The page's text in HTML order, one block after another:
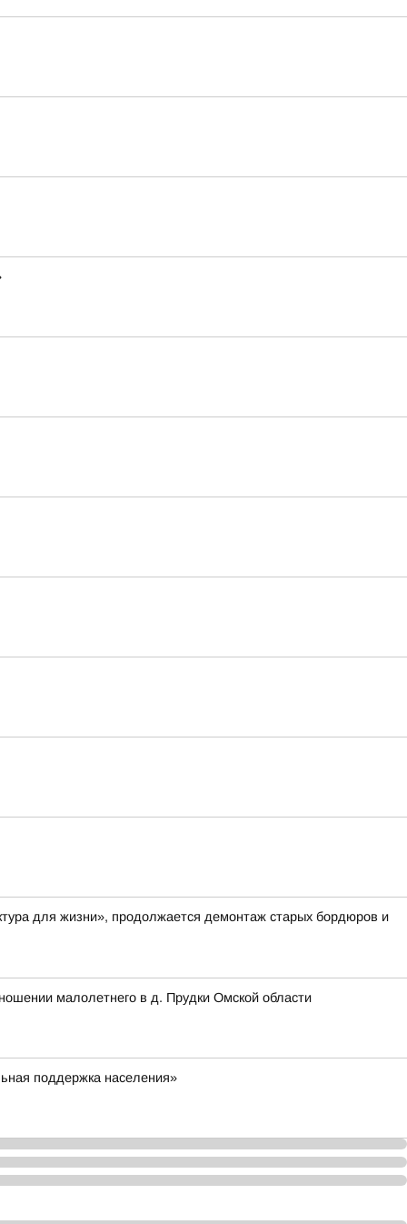
для жизни», продолжается демонтаж старых бордюров и
малолетнего в д. Прудки Омской области
поддержка населения»